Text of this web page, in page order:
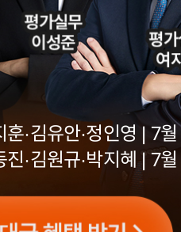
훈·김유안·정인영 | 7
진·김원규·박지혜 | 7